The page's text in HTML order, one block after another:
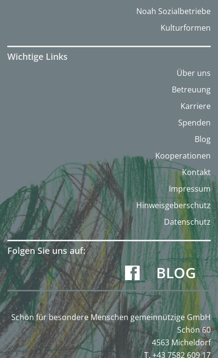
Noah Sozialbetriebe
Kulturformen
Wichtige Links
Über uns
Betreuung
Karriere
Spenden
Blog
Kooperationen
Kontakt
Impressum
Hinweisgeberschutz
Datenschutz
Folgen Sie uns auf:
BLOG
Schön für besondere Menschen gemeinnützige GmbH
Schön 60
4563 Micheldorf
T. +43 7582 609 17